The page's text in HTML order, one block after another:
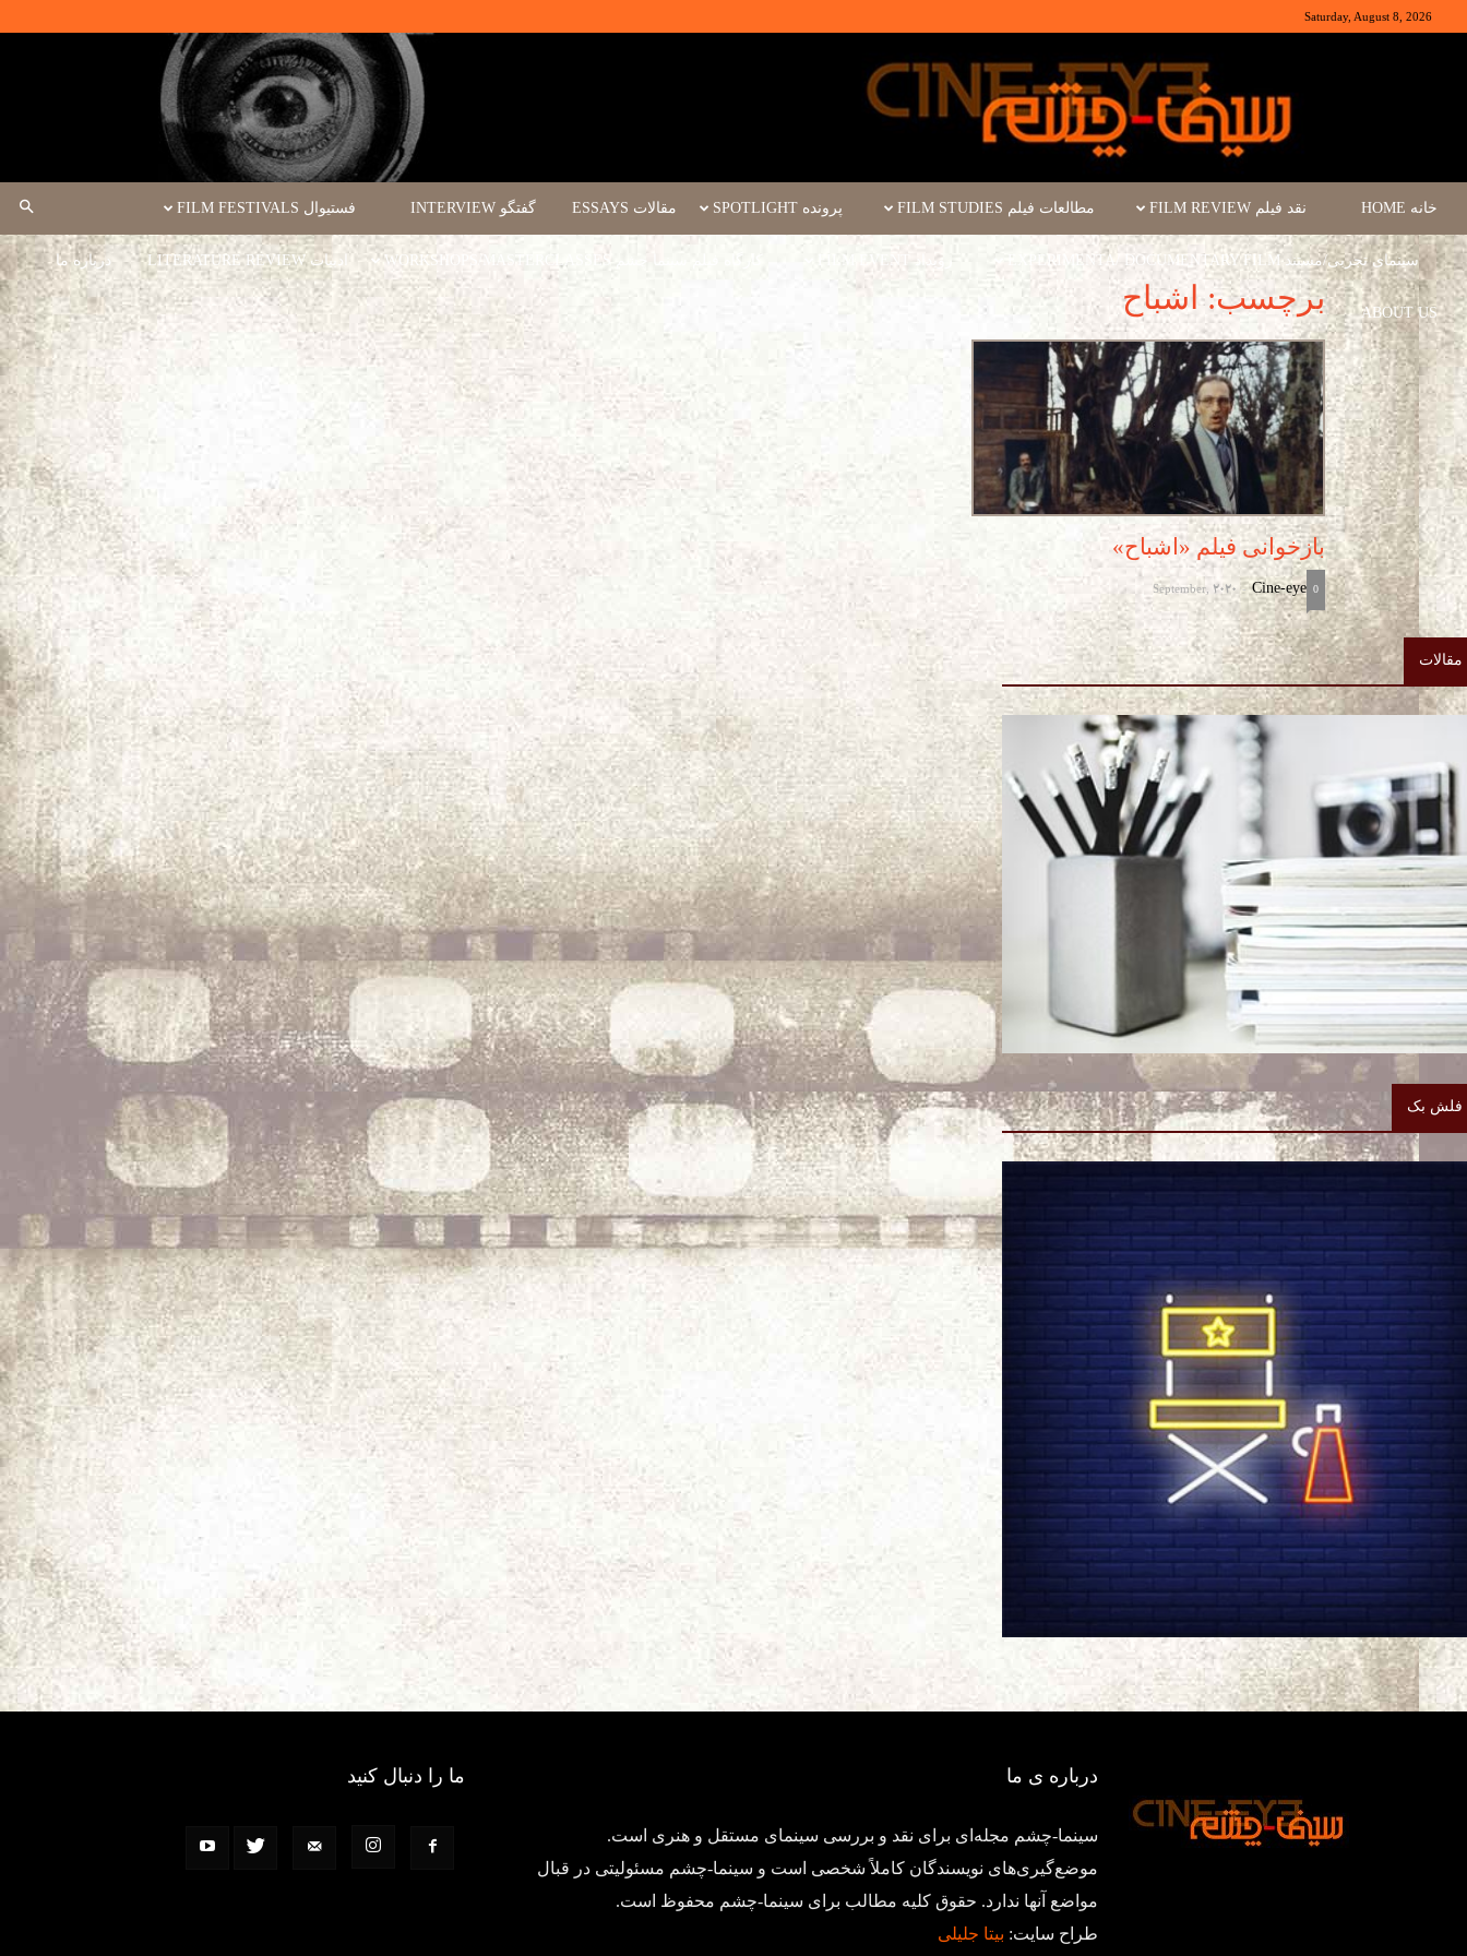
Saturday, August 8, 2026
خانه HOME نقد فیلم FILM REVIEW مطالعات فیلم FILM STUDIES پرونده SPOTLIGHT مقالات ESSAYS گفتگو INTERVIEW فستیوال FILM FESTIVALS
سینمای تجربی/مستند EXPERIMENTA/ DOCUMENTARY FILM رویداد FILM EVENT کارگاه فیلم سینما چشم WORKSHOPS/MASTERCLASSES ادبیات LITERATURE REVIEW درباره ما
ABOUT US برچسب: اشباح
بازخوانی فیلم «اشباح»
Cine-eye
-
September, 2020 0
مقالات
فلش بک
درباره ی ما
سینما-چشم مجله‌ای برای نقد و بررسی سینمای مستقل و هنری است.
موضع‌گیری‌های نویسندگان کاملاً شخصی است و سینما-چشم مسئولیتی در قبال
مواضع آنها ندارد. حقوق کلیه مطالب برای سینما-چشم محفوظ است.
طراح سایت: بیتا جلیلی
ما را دنبال کنید